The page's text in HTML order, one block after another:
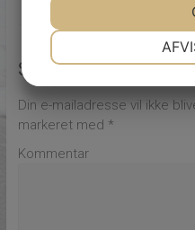
Skriv et svar
Din e-mailadresse vil ikke
markeret med *
Kommentar
MARKETING